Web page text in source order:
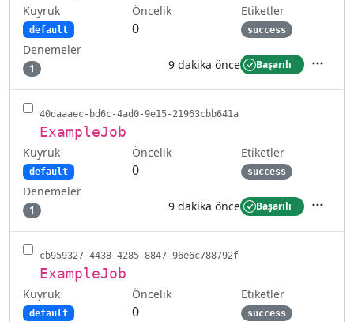
Kuyruk
default
Öncelik
0
Etiketler
success
Denemeler
1 9 dakika önce Başarılı
40daaaec-bd6c-4ad0-9e15-21963cbb641a
ExampleJob
Kuyruk
default
Öncelik
0
Etiketler
success
Denemeler
1 9 dakika önce Başarılı
cb959327-4438-4285-8847-96e6c788792f
ExampleJob
Kuyruk
default
Öncelik
0
Etiketler
success